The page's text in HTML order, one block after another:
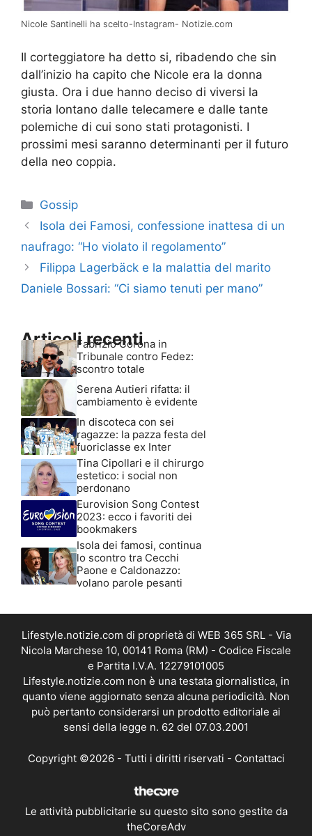
Nicole Santinelli ha scelto-Instagram- Notizie.com
Il corteggiatore ha detto si, ribadendo che sin
dall’inizio ha capito che Nicole era la donna
giusta. Ora i due hanno deciso di viversi la
storia lontano dalle telecamere e dalle tante
polemiche di cui sono stati protagonisti. I
prossimi mesi saranno determinanti per il futuro
della neo coppia.
Categorie
Gossip
Isola dei Famosi, confessione inattesa di un
naufrago: “Ho violato il regolamento”
Filippa Lagerbäck e la malattia del marito
Daniele Bossari: “Ci siamo tenuti per mano”
Articoli recenti
Fabrizio Corona in
Tribunale contro Fedez:
scontro totale
Serena Autieri rifatta: il
cambiamento è evidente
In discoteca con sei
ragazze: la pazza festa del
fuoriclasse ex Inter
Tina Cipollari e il chirurgo
estetico: i social non
perdonano
Eurovision Song Contest
2023: ecco i favoriti dei
bookmakers
Isola dei famosi, continua
lo scontro tra Cecchi
Paone e Caldonazzo:
volano parole pesanti
Lifestyle.notizie.com di proprietà di WEB 365 SRL - Via
Nicola Marchese 10, 00141 Roma (RM) - Codice Fiscale
e Partita I.V.A. 12279101005
Lifestyle.notizie.com non è una testata giornalistica, in
quanto viene aggiornato senza alcuna periodicità. Non
può pertanto considerarsi un prodotto editoriale ai
sensi della legge n. 62 del 07.03.2001
Copyright ©2026 - Tutti i diritti riservati - Contattaci
Le attività pubblicitarie su questo sito sono gestite da
theCoreAdv